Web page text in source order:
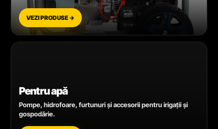
VEZI PRODUSE →
Pentru apă
Pompe, hidrofoare, furtunuri și accesorii pentru irigații și
gospodărie.